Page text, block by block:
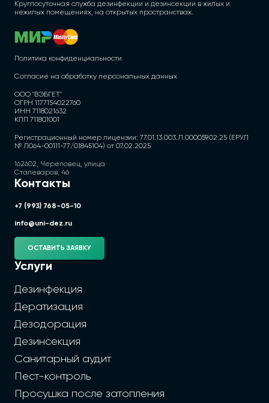
Круглосуточная служба дезинфекции и дезинсекции в жилых и
нежилых помещениях, на открытых пространствах.
Политика конфиденциальности
Согласие на обработку персональных данных
ООО "ВЭБГЕТ"
ОГРН 1177154022760
ИНН 7118021632
КПП 711801001
Регистрационный номер лицензии: 77.01.13.003.Л.000059.02.25 (ЕРУЛ
№ Л064-00111-77/01845104) от 07.02.2025
162602, Череповец, улица
Сталеваров, 46
Контакты
+7 (993) 768-05-10
info@uni-dez.ru
ОСТАВИТЬ ЗАЯВКУ
Услуги
Дезинфекция
Дератизация
Дезодорация
Дезинсекция
Санитарный аудит
Пест-контроль
Просушка после затопления